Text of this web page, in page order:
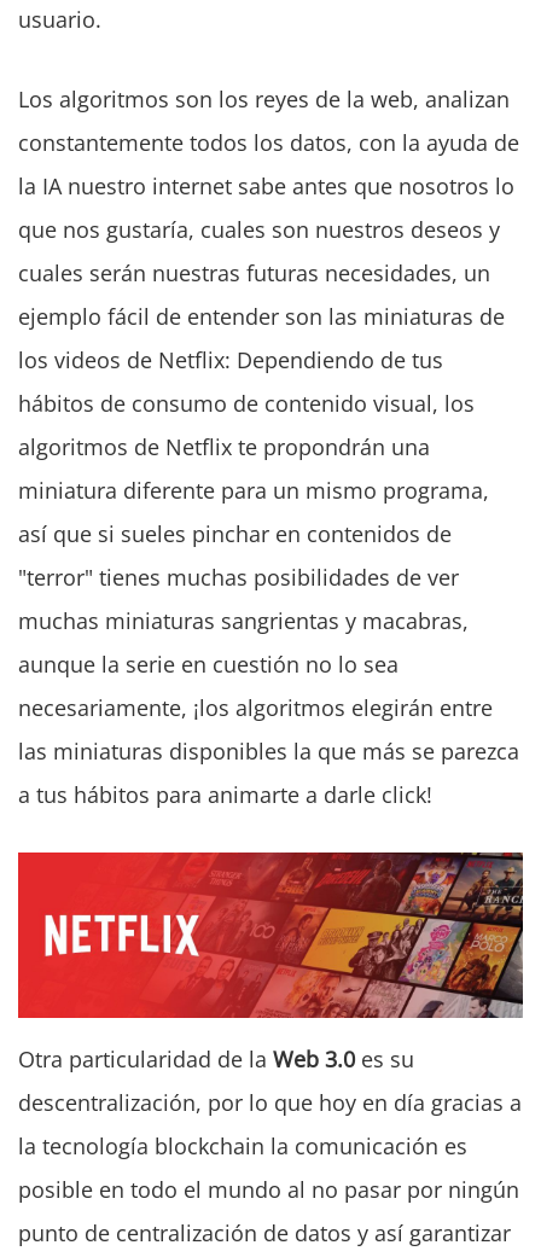
usuario.
Los algoritmos son los reyes de la web, analizan
constantemente todos los datos, con la ayuda de
la IA nuestro internet sabe antes que nosotros lo
que nos gustaría, cuales son nuestros deseos y
cuales serán nuestras futuras necesidades, un
ejemplo fácil de entender son las miniaturas de
los videos de Netflix: Dependiendo de tus
hábitos de consumo de contenido visual, los
algoritmos de Netflix te propondrán una
miniatura diferente para un mismo programa,
así que si sueles pinchar en contenidos de
"terror" tienes muchas posibilidades de ver
muchas miniaturas sangrientas y macabras,
aunque la serie en cuestión no lo sea
necesariamente, ¡los algoritmos elegirán entre
las miniaturas disponibles la que más se parezca
a tus hábitos para animarte a darle click!
Otra particularidad de la Web 3.0 es su
descentralización, por lo que hoy en día gracias a
la tecnología blockchain la comunicación es
posible en todo el mundo al no pasar por ningún
punto de centralización de datos y así garantizar